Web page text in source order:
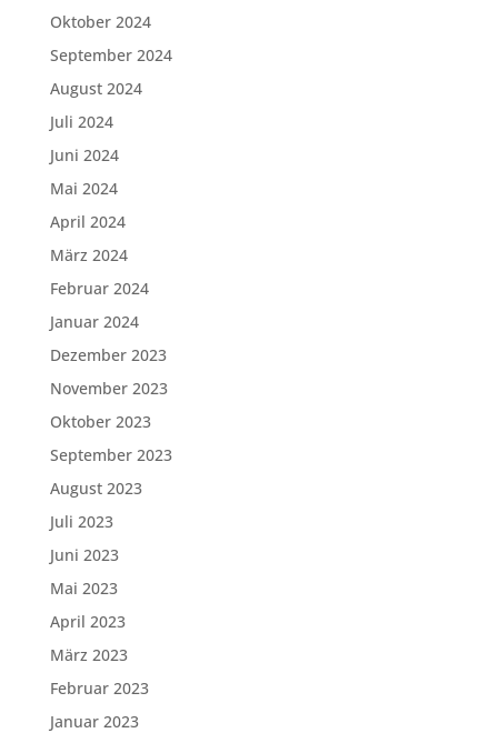
Oktober 2024
September 2024
August 2024
Juli 2024
Juni 2024
Mai 2024
April 2024
März 2024
Februar 2024
Januar 2024
Dezember 2023
November 2023
Oktober 2023
September 2023
August 2023
Juli 2023
Juni 2023
Mai 2023
April 2023
März 2023
Februar 2023
Januar 2023